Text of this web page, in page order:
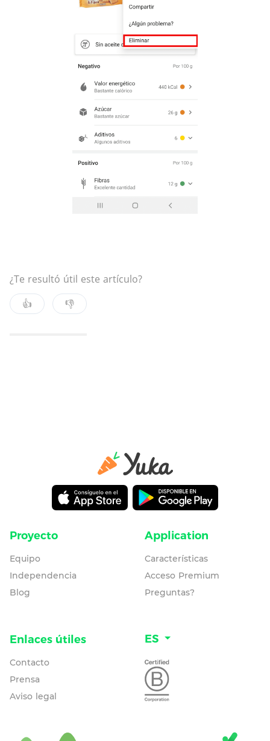
¿Te resultó útil este artículo?
👍
👎
Proyecto
Equipo
Independencia
Blog
Application
Características
Acceso Premium
Preguntas?
Enlaces útiles
Contacto
Prensa
Aviso legal
ES